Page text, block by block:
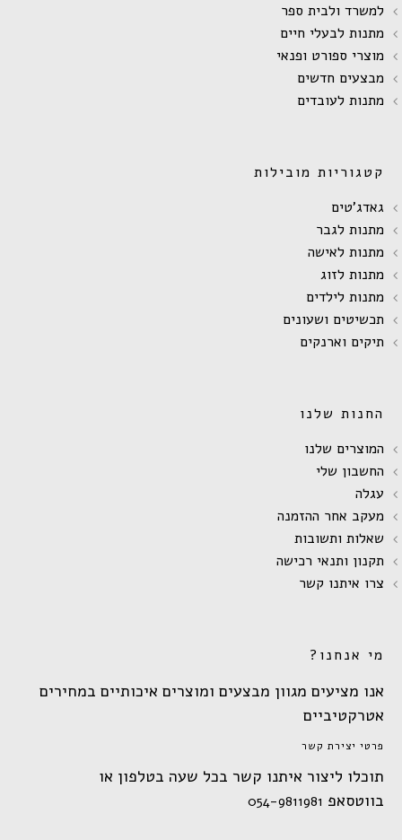
למשרד ולבית ספר
מתנות לבעלי חיים
מוצרי ספורט ופנאי
מבצעים חדשים
מתנות לעובדים
קטגוריות מובילות
גאדג'טים
מתנות לגבר
מתנות לאישה
מתנות לזוג
מתנות לילדים
תכשיטים ושעונים
תיקים וארנקים
החנות שלנו
המוצרים שלנו
החשבון שלי
עגלה
מעקב אחר ההזמנה
שאלות ותשובות
תקנון ותנאי רכישה
צרו איתנו קשר
מי אנחנו?
אנו מציעים מגוון מבצעים ומוצרים איכותיים במחירים
אטרקטיביים
פרטי יצירת קשר
תוכלו ליצור איתנו קשר בכל שעה בטלפון או
בווטסאפ 054-9811981